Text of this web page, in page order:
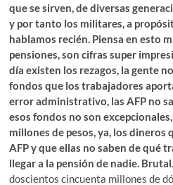
que se sirven, de diversas
y por tanto los militares, a
hablamos recién. Piensa en esto
pensiones, son cifras super
día existen los rezagos, la gente
fondos que los trabajadores
error administrativo, las AFP no
esos fondos no son
millones de pesos, ya, los dineros
AFP y que ellas no saben de qué
llegar a la pensión de nadie. Brutal.
doscientos cincuenta millones de